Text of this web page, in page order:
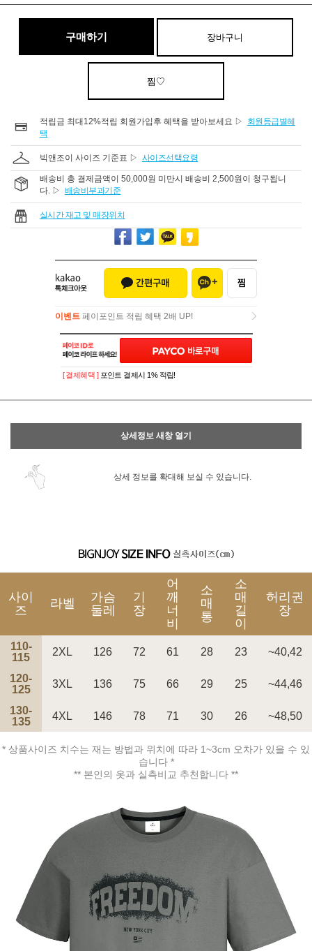
구매하기 장바구니
찜♡
적립금 최대12%적립 회원가입후 혜택을 받아보세요 ▷
회원등급별혜
택
빅앤조이 사이즈 기준표 ▷ 사이즈선택요령
배송비 총 결제금액이 50,000원 미만시 배송비 2,500원이 청구됩니
다. ▷ 배송비부과기준
실시간 재고 및 매장위치
이벤트 페이포인트 적립 혜택 2배 UP!
이벤트페이포인트 적립 혜택 2배 UP!
페이코 ID로 페
[ 결제혜택 ] 포인트 결제시 1% 적립!
상세정보 새창 열기
상세 정보를 확대해 보실 수 있습니다.
사이
즈
라벨
가슴
둘레
기
장
어
깨
너
비
소
매
통
소
매
길
이
허리권
장
110-
115
2XL 126 72 61 28 23 ~40,42
120-
125
3XL 136 75 66 29 25 ~44,46
130-
135
4XL 146 78 71 30 26 ~48,50
* 상품사이즈 치수는 재는 방법과 위치에 따라 1~3cm 오차가 있을 수 있
습니다 *
** 본인의 옷과 실측비교 추천합니다 **